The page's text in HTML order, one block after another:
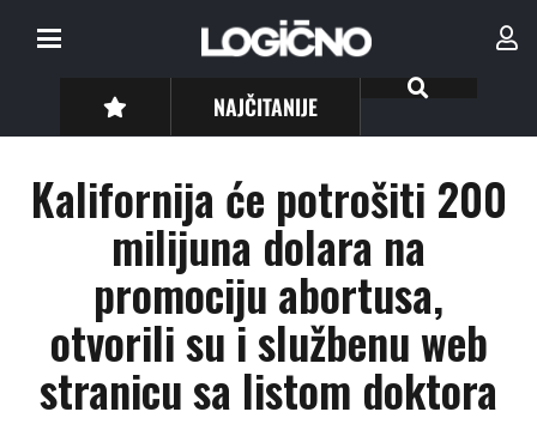
NAJČITANIJE
Kalifornija će potrošiti 200
milijuna dolara na
promociju abortusa,
otvorili su i službenu web
stranicu sa listom doktora